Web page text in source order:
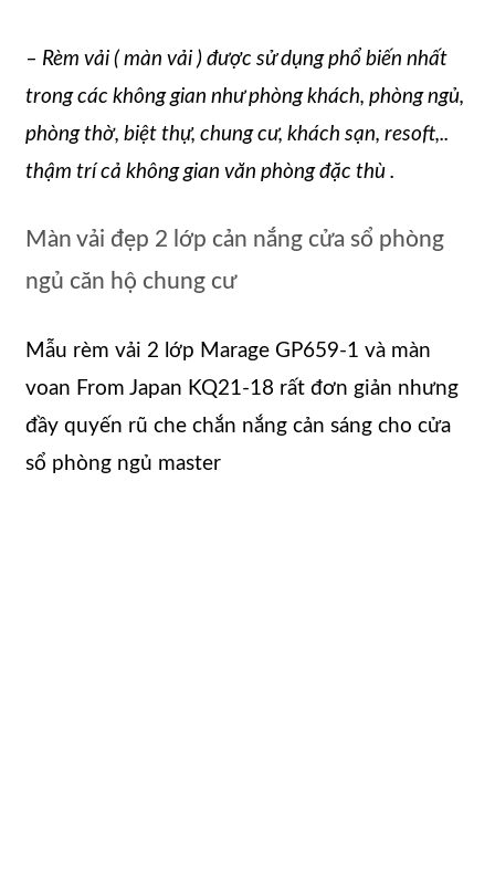
– Rèm vải ( màn vải ) được sử dụng phổ biến nhất
trong các không gian như phòng khách, phòng ngủ,
phòng thờ, biệt thự, chung cư, khách sạn, resoft,..
thậm trí cả không gian văn phòng đặc thù .
Màn vải đẹp 2 lớp cản nắng cửa sổ phòng
ngủ căn hộ chung cư
Mẫu rèm vải 2 lớp Marage GP659-1 và màn
voan From Japan KQ21-18 rất đơn giản nhưng
đầy quyến rũ che chắn nắng cản sáng cho cửa
sổ phòng ngủ master